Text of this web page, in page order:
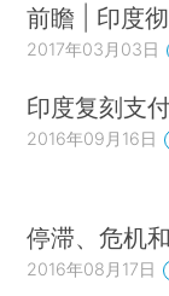
前瞻 | 印度
2017年03月03日
印度复刻支
2016年09月16日
停滞、危机
2016年08月17日